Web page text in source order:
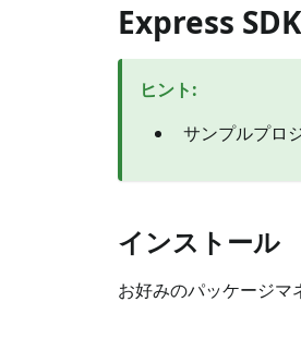
Express
ヒント:
サンプルプロ
インストール
お好みのパッケージマ